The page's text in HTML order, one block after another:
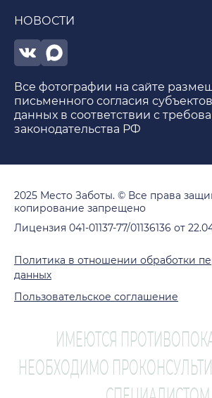
НОВОСТИ
Все фотографии на сайте
письменного согласия
данных в соответствии с
законодательства РФ
2025 Место Заботы. © Все права
копирование запрещено
Лицензия 041-01137-77/01136136 от
Политика в отношении обработки
данных
Пользовательское соглашение
ИМЕЮТСЯ
НЕОБХОДИМО